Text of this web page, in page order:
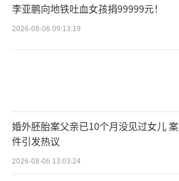
李亚鹏向地铁吐血女孩捐99999元！
2026-08-06 09:13:19
婚外胚胎案父亲已10个月没见过女儿 案
件引发热议
2026-08-06 13:03:24